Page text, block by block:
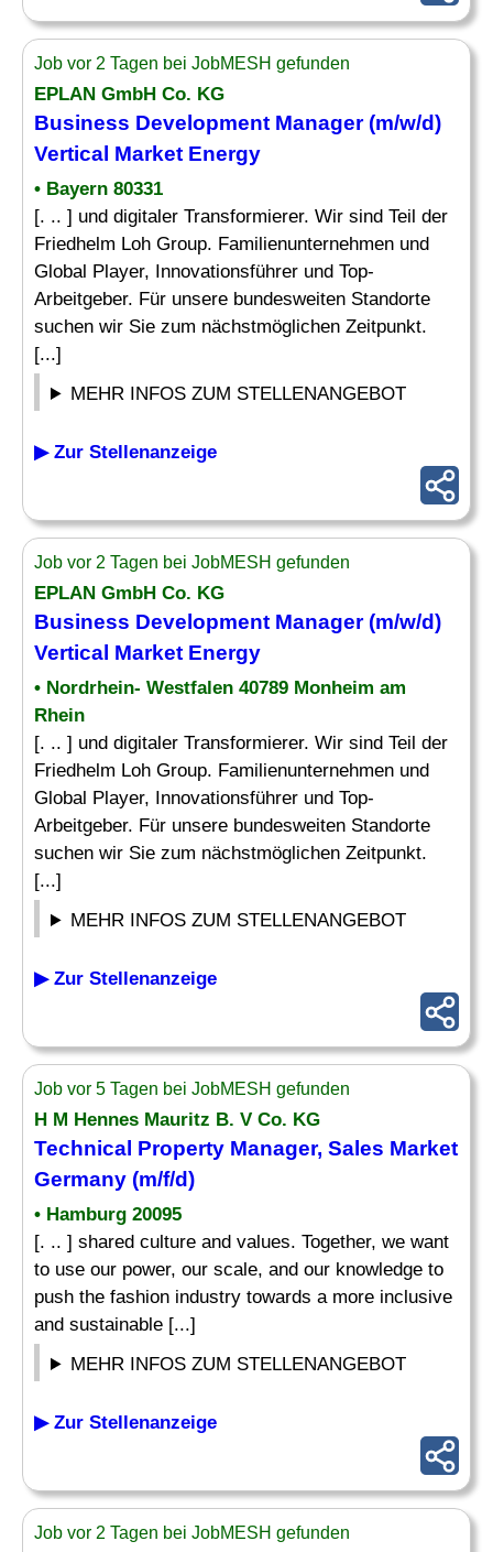
Job vor 2 Tagen bei JobMESH gefunden
EPLAN GmbH Co. KG
Business Development Manager(m/w/d)
Vertical Market Energy
• Bayern 80331
[. .. ] und digitaler Transformierer. Wir sind Teil der
Friedhelm Loh Group. Familienunternehmen und
Global Player, Innovationsführer und Top-
Arbeitgeber. Für unsere bundesweiten Standorte
suchen wir Sie zum nächstmöglichen Zeitpunkt.
[...]
MEHR INFOS ZUM STELLENANGEBOT
▶ Zur Stellenanzeige
Job vor 2 Tagen bei JobMESH gefunden
EPLAN GmbH Co. KG
Business Development Manager(m/w/d)
Vertical Market Energy
• Nordrhein- Westfalen 40789 Monheim am
Rhein
[. .. ] und digitaler Transformierer. Wir sind Teil der
Friedhelm Loh Group. Familienunternehmen und
Global Player, Innovationsführer und Top-
Arbeitgeber. Für unsere bundesweiten Standorte
suchen wir Sie zum nächstmöglichen Zeitpunkt.
[...]
MEHR INFOS ZUM STELLENANGEBOT
▶ Zur Stellenanzeige
Job vor 5 Tagen bei JobMESH gefunden
H M Hennes Mauritz B. V Co. KG
Technical Property Manager, Sales Market
Germany (m/f/d)
• Hamburg 20095
[. .. ] shared culture and values. Together, we want
to use our power, our scale, and our knowledge to
push the fashion industry towards a more inclusive
and sustainable [...]
MEHR INFOS ZUM STELLENANGEBOT
▶ Zur Stellenanzeige
Job vor 2 Tagen bei JobMESH gefunden